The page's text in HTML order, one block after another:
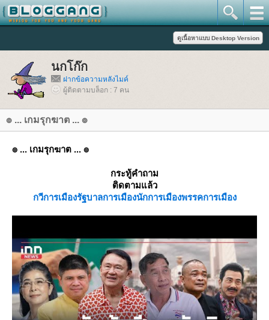
นกโก๊ก
ฝากข้อความหลังไมค์
ผู้ติดตามบล็อก : 7 คน
๏ ... เกมรุกฆาต ... ๏
๏ ... เกมรุกฆาต ... ๏
กระทู้คำถาม
ติดตามแล้ว
กวีการเมืองรัฐบาลการเมืองนักการเมืองพรรคการเมือง